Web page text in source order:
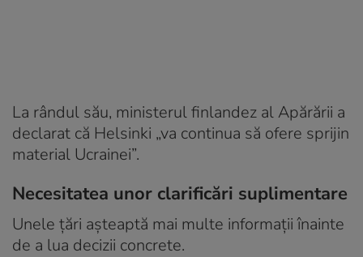
La rândul său, ministerul finlandez al Apărării a
declarat că Helsinki „va continua să ofere sprijin
material Ucrainei”.
Necesitatea unor clarificări suplimentare
Unele țări așteaptă mai multe informații înainte
de a lua decizii concrete.